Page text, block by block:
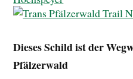
Dieses Schild ist der
Pfälzerwald